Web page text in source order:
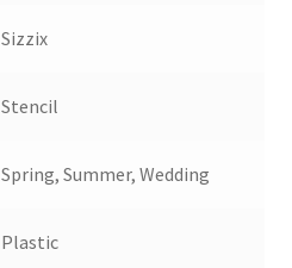
Sizzix
Stencil
Spring, Summer, Wedding
Plastic